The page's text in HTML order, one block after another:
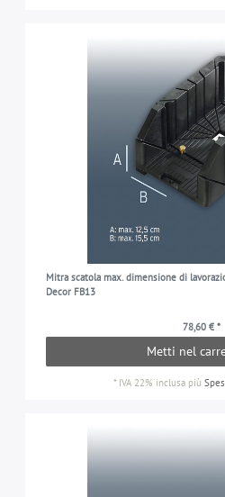
Mitra scatola max. dimensione di
Decor FB13
78,60 € *
Metti nel
* IVA 22% inclusapiù